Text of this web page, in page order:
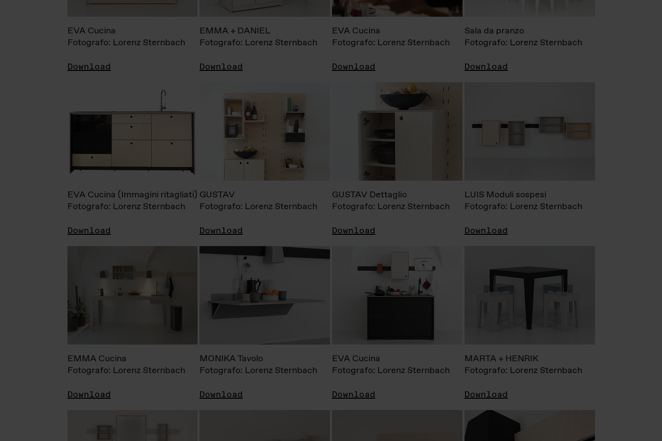
EVA Cucina
Fotografo: Lorenz Sternbach
Download
EMMA + DANIEL
Fotografo: Lorenz Sternbach
Download
EVA Cucina
Fotografo: Lorenz Sternbach
Download
Sala da pranzo
Fotografo: Lorenz Sternbach
Download
EVA Cucina (Immagini ritagliati)
Fotografo: Lorenz Sternbach
Download
GUSTAV
Fotografo: Lorenz Sternbach
Download
GUSTAV Dettaglio
Fotografo: Lorenz Sternbach
Download
LUIS Moduli sospesi
Fotografo: Lorenz Sternbach
Download
EMMA Cucina
Fotografo: Lorenz Sternbach
Download
MONIKA Tavolo
Fotografo: Lorenz Sternbach
Download
EVA Cucina
Fotografo: Lorenz Sternbach
Download
MARTA + HENRIK
Fotografo: Lorenz Sternbach
Download